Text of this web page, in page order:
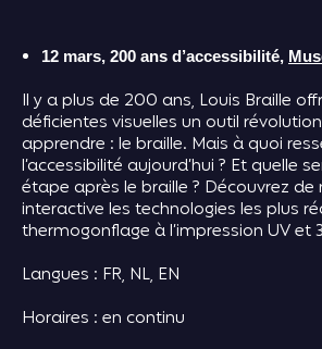
12 mars, 200 ans d’accessibilité,
Il y a plus de 200 ans, Louis Braille
déficientes visuelles un outil
apprendre : le braille. Mais à quoi
l’accessibilité aujourd’hui ? Et quelle
étape après le braille ? Découvrez de
interactive les technologies les plus
thermogonflage à l’impression UV et
Langues : FR, NL, EN
Horaires : en continu